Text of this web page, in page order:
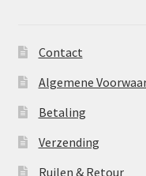
Contact
Algemene
Betaling
Verzending
Ruilen & Retour